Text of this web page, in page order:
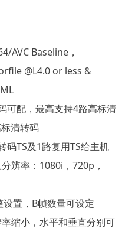
AVC Baseline，
@L4.0 or less &
可配，最高支持4路高标清
清转码
码TS及1路复用TS给主机
辨率：1080i，720p，
置，B帧数量可设定
缩小，水平和垂直分别可